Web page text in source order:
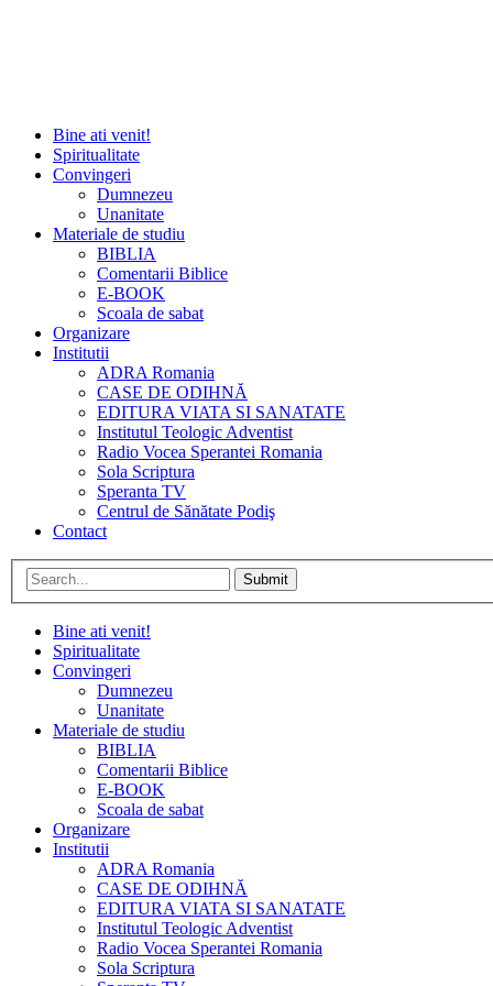
Bine ati venit!
Spiritualitate
Convingeri
Dumnezeu
Unanitate
Materiale de studiu
BIBLIA
Comentarii Biblice
E-BOOK
Scoala de sabat
Organizare
Institutii
ADRA Romania
CASE DE ODIHNĂ
EDITURA VIATA SI SANATATE
Institutul Teologic Adventist
Radio Vocea Sperantei Romania
Sola Scriptura
Speranta TV
Centrul de Sănătate Podiş
Contact
Submit
Bine ati venit!
Spiritualitate
Convingeri
Dumnezeu
Unanitate
Materiale de studiu
BIBLIA
Comentarii Biblice
E-BOOK
Scoala de sabat
Organizare
Institutii
ADRA Romania
CASE DE ODIHNĂ
EDITURA VIATA SI SANATATE
Institutul Teologic Adventist
Radio Vocea Sperantei Romania
Sola Scriptura